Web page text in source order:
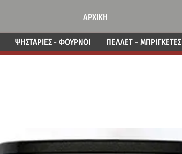
ΑΡΧΙΚΗ
ΨΗΣΤΑΡΙΕΣ - ΦΟΥΡΝΟΙ ΠΕΛΛΕΤ - ΜΠΡΙΓΚΕΤΕΣ